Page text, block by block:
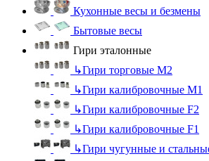
Кухонные весы и безмены
Бытовые весы
Гири эталонные
↳Гири торговые М2
↳Гири калибровочные М1
↳Гири калибровочные F2
↳Гири калибровочные F1
↳Гири чугунные и